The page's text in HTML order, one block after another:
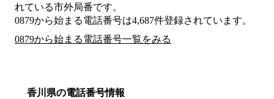
れている市外局番です。
0879から始まる電話番号は4,687件登録されています。
0879から始まる電話番号一覧をみる
香川県の電話番号情報